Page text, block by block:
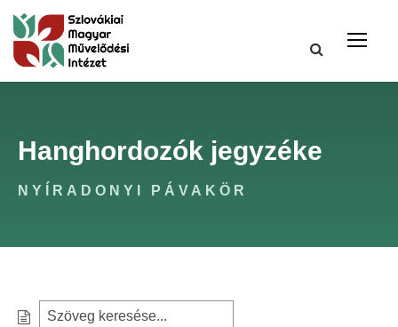
Hanghordozók jegyzéke
NYÍRADONYI PÁVAKÖR